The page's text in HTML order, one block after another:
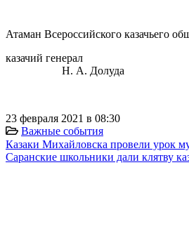
Атаман Всероссийского казачьего
казачий
Н. А. Долуда
23 февраля 2021 в 08:30
Важные события
Казаки Михайловска провели урок
Саранские школьники дали клятву